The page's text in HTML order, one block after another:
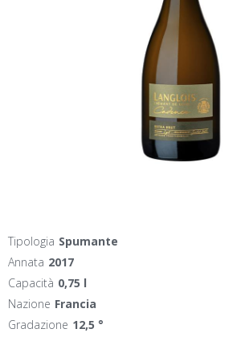
Tipologia Spumante
Annata 2017
Capacità 0,75 l
Nazione Francia
Gradazione 12,5 °